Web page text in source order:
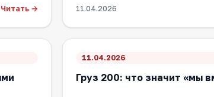
Читать → 11.04.2026
11.04.2026
Груз 200: что значит «мы